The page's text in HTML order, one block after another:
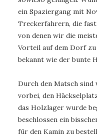
ein Spaziergang mit
Treckerfahrern, die
von denen wir die
Vorteil auf dem Dorf
bekannt wie der bunte
Durch den Matsch sind
vorbei, den
das Holzlager wurde
beschlossen ein
für den Kamin zu